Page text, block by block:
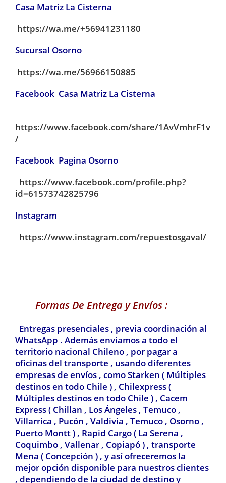
Casa Matriz La Cisterna
https://wa.me/+56941231180
Sucursal Osorno
https://wa.me/56966150885
Facebook Casa Matriz La Cisterna
https://www.facebook.com/share/1AvVmhrF1v
/
Facebook Pagina Osorno
https://www.facebook.com/profile.php?
id=61573742825796
Instagram
https://www.instagram.com/repuestosgaval/
Formas De Entrega y Envíos :
Entregas presenciales , previa coordinación al
WhatsApp . Además enviamos a todo el
territorio nacional Chileno , por pagar a
oficinas del transporte , usando diferentes
empresas de envíos , como Starken ( Múltiples
destinos en todo Chile ) , Chilexpress(
Múltiples destinos en todo Chile ) , Cacem
Express ( Chillan , Los Ángeles , Temuco ,
Villarrica , Pucón , Valdivia , Temuco , Osorno ,
Puerto Montt ) , Rapid Cargo ( La Serena ,
Coquimbo , Vallenar , Copiapó ) , transporte
Mena ( Concepción ) , y así ofreceremos la
mejor opción disponible para nuestros clientes
, dependiendo de la ciudad de destino y